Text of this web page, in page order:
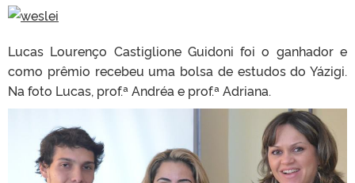
Lucas Lourenço Castiglione Guidoni foi o ganhador e
como prêmio recebeu uma bolsa de estudos do Yázigi.
Na foto Lucas, prof.ª Andréa e prof.ª Adriana.